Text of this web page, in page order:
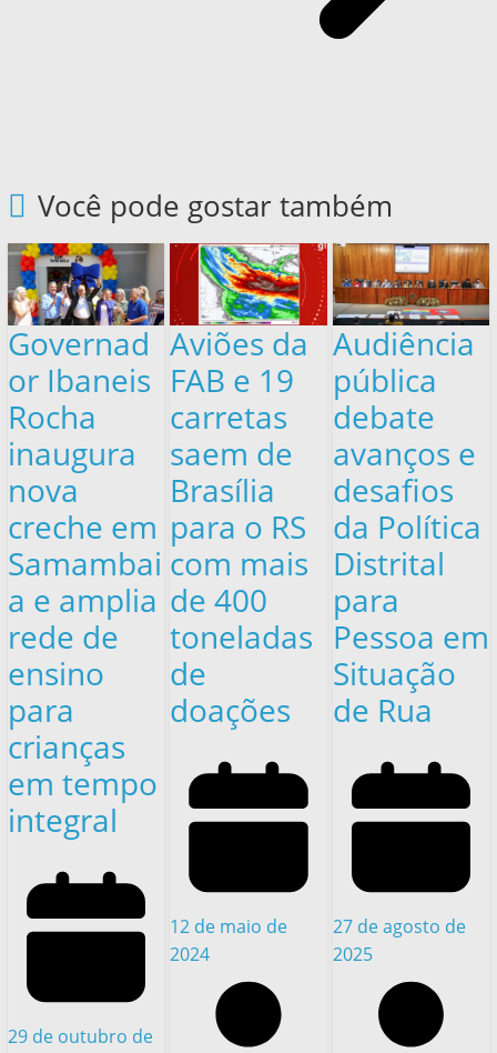
Você pode gostar também
Governad
or Ibaneis
Rocha
inaugura
nova
creche em
Samambai
a e amplia
rede de
ensino
para
crianças
em tempo
integral
29 de outubro de
Aviões da
FAB e 19
carretas
saem de
Brasília
para o RS
com mais
de 400
toneladas
de
doações
12 de maio de
2024
Audiência
pública
debate
avanços e
desafios
da Política
Distrital
para
Pessoa em
Situação
de Rua
27 de agosto de
2025